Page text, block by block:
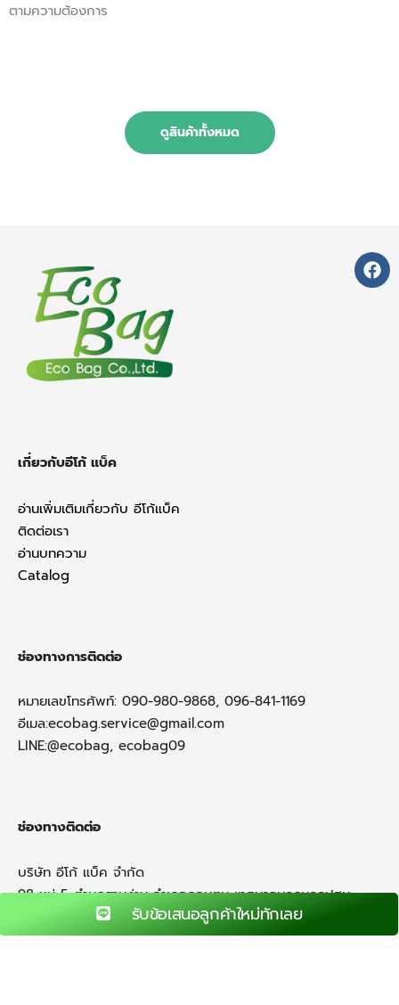
ตามความต้องการ
ดูสินค้าทั้งหมด
a
c
e
เกี่ยวกับอีโก้ แบ็ค
อ่านเพิ่มเติมเกี่ยวกับ อีโก้แบ็ค
ติดต่อเรา
อ่านบทความ
Catalog
ช่องทางการติดต่อ
หมายเลขโทรศัพท์: 090-980-9868, 096-841-1169
อีเมล:ecobag.service@gmail.com
LINE:@ecobag, ecobag09
ช่องทางติดต่อ
บริษัท อีโก้ แบ็ค จำกัด
98 หมู่ 5 ตำบลสามง่าม อำเภอดอนตูม เทศบาลนครนครปฐม
รับข้อเสนอลูกค้าใหม่ทักเลย